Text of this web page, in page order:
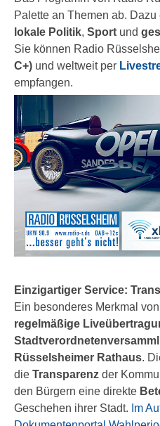
Palette an Themen ab. Dazu
lokale Politik, Sport und
Sie können Radio
C+) und weltweit per
empfangen.
Einzigartiger Service:
Ein besonderes Merkmal
regelmäßige
Rüsselsheimer Rathaus.
die Transparenz der
den Bürgern eine direkte
Geschehen ihrer Stadt. Im